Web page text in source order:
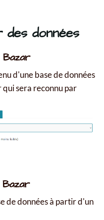
données
Bazar
d'une base de données
sera reconnu par
de données à partir d'un